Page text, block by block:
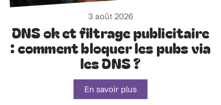
3 août 2026
DNS ok et filtrage publicitaire
: comment bloquer les pubs via
les DNS ?
En savoir plus